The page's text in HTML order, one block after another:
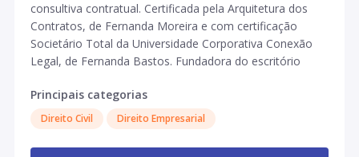
consultiva contratual. Certificada pela Arquitetura dos
Contratos, de Fernanda Moreira e com certificação
Societário Total da Universidade Corporativa Conexão
Legal, de Fernanda Bastos. Fundadora do escritório
especialização em Direito Penal e Política Criminal
pela Universidade Federal do Rio Grande do Sul
(UFRGS) e Direito Penal Militar. Estudiosa das áreas
de empreendedorismo, marketing e copywriter.
Principais categorias
Direito Civil Direito Empresarial